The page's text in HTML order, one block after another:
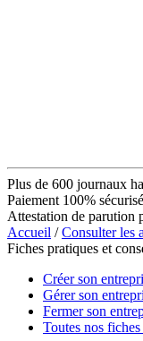
Plus de 600 journaux
Paiement 100% sécurisé
Attestation de parution
Accueil /Consulter les
Fiches pratiques et
Créer son
Gérer son
Fermer son
Toutes nos